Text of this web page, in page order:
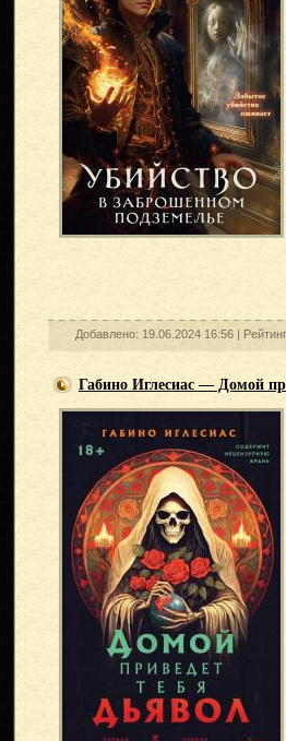
Добавлено: 19.06.2024 16:56 |
Габино Иглесиас — Домой